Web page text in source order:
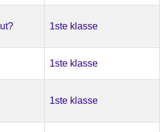
1ste klasse
1ste klasse
1ste klasse